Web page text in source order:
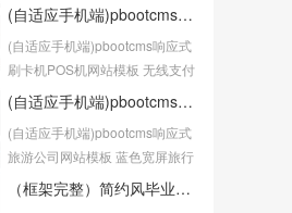
站源码下载P...
(自适应手机端)pbootcms响应式刷卡机POS机网站模板 无线支付设备网站源码
(自适应手机端)pbootcms响应式
刷卡机POS机网站模板 无线支付
设备网站源...
(自适应手机端)pbootcms响应式旅游公司网站模板 蓝色宽屏旅行社网站源码下载
(自适应手机端)pbootcms响应式
旅游公司网站模板 蓝色宽屏旅行
社网站源码下...
（框架完整）简约风毕业答辩论文答辩模板下载